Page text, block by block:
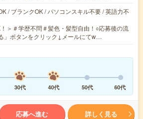
/ ブランクOK / パソコンスキル不要 / 英語力不
＞＃学歴不問＃髪色・髪型自由！○応募後の流
」ボタンをクリック↓メールにてw…
30代 40代 50代 60代
応募へ進む 詳しく見る